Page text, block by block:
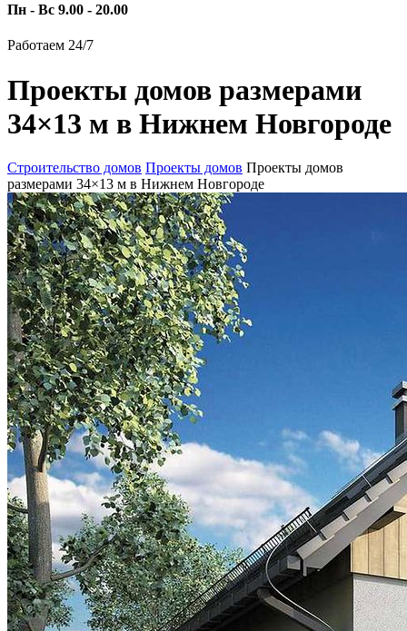
Пн - Вс 9.00 - 20.00
Работаем 24/7
Проекты домов размерами
34×13 м в Нижнем Новгороде
Строительство домов Проекты домов Проекты домов
размерами 34×13 м в Нижнем Новгороде